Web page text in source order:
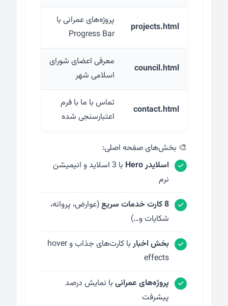
projects.html
پروژه‌های عمرانی با
Progress Bar
council.html
معرفی اعضای شورای
اسلامی شهر
contact.html
تماس با ما با فرم
اعتبارسنجی شده
🎨 بخش‌های صفحه اصلی:
اسلایدر Hero
با 3 اسلاید و انیمیشن
نرم
8 کارت خدمات سریع
(عوارض، پروانه،
شکایات و…)
بخش اخبار
با کارت‌های جذاب و hover
effects
پروژه‌های عمرانی با نمایش درصد
پیشرفت